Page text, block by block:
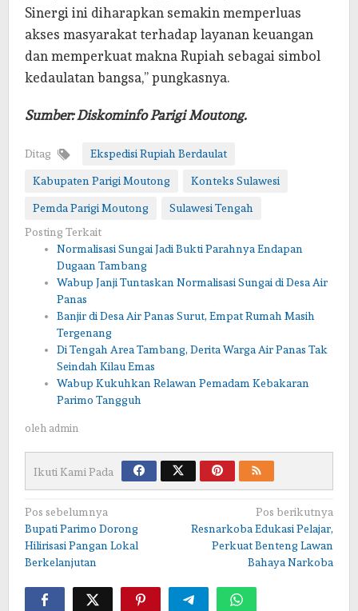
Sinergi ini diharapkan semakin memperluas
akses masyarakat terhadap layanan keuangan
dan memperkuat makna Rupiah sebagai simbol
kedaulatan bangsa,” pungkasnya.
Sumber: Diskominfo Parigi Moutong.
Ditag Ekspedisi Rupiah Berdaulat
Kabupaten Parigi Moutong Konteks Sulawesi
Pemda Parigi Moutong
Sulawesi Tengah
Posting Terkait
Normalisasi Sungai Jadi Bukti Parahnya Endapan
Dugaan Tambang
Wabup Janji Tuntaskan Normalisasi Sungai di Desa Air
Panas
Banjir di Desa Air Panas Surut, Empat Rumah Masih
Tergenang
Di Tengah Area Tambang, Derita Warga Air Panas Tak
Seindah Kilau Emas
Wabup Kukuhkan Relawan Pemadam Kebakaran
Parimo Tangguh
oleh admin
Ikuti Kami Pada
Navigasi
pos
Pos sebelumnya
Bupati Parimo Dorong
Hilirisasi Pangan Lokal
Berkelanjutan
Pos berikutnya
Resnarkoba Edukasi Pelajar,
Perkuat Benteng Lawan
Bahaya Narkoba